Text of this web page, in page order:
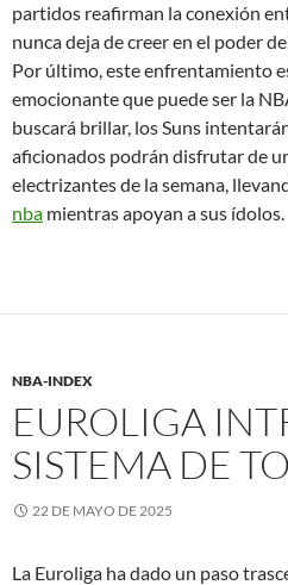
partidos reafirman la conexión
nunca deja de creer en el poder
Por último, este enfrentamiento
emocionante que puede ser la
buscará brillar, los Suns
aficionados podrán disfrutar de
electrizantes de la semana,
nba mientras apoyan a sus ídolos.
NBA-INDEX
EUROLIGA
SISTEMA DE
22 DE MAYO DE 2025
La Euroliga ha dado un paso